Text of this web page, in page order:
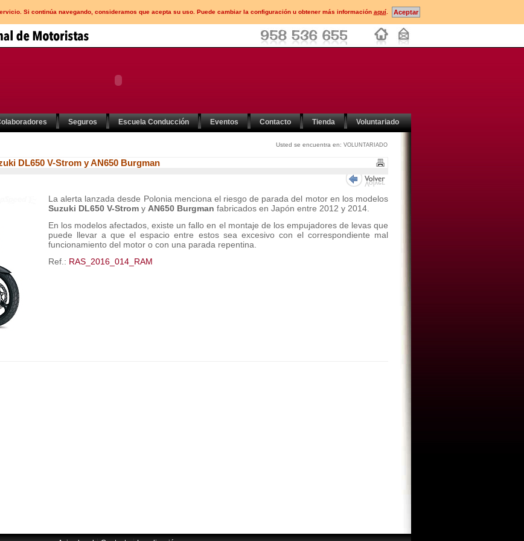
Si continúa navegando, consideramos que acepta su uso. Puede cambiar la configuración u obtener más información aquí.
Seguros Escuela Conducción Eventos Contacto Tienda Voluntariado
Usted se encuentra en: VOLUNTARIADO
DL650 V-Strom y AN650 Burgman
La alerta lanzada desde Polonia menciona el riesgo de parada del motor en los modelos
Suzuki DL650 V-Strom y AN650 Burgman fabricados en Japón entre 2012 y 2014.
En los modelos afectados, existe un fallo en el montaje de los empujadores de levas que
puede llevar a que el espacio entre estos sea excesivo con el correspondiente mal
funcionamiento del motor o con una parada repentina.
Ref.: RAS_2016_014_RAM